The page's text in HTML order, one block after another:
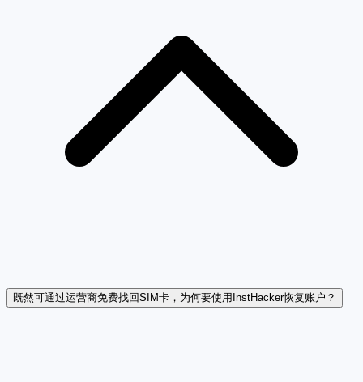
既然可通过运营商免费找回SIM卡，为何要使用InstHacker恢复账户？